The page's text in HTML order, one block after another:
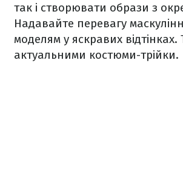
так і створювати образи з
Надавайте перевагу
моделям у яскравих
актуальними костюми-трійки.